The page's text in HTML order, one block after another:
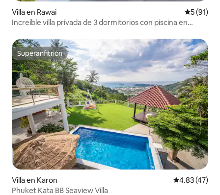
Villa en Rawai
5 (91)
Increíble villa privada de 3 dormitorios con piscina en
Superanfitrión
Superanfitrión
Villa en Karon Calificación
4.83 (47)
Phuket Kata BB Seaview Villa